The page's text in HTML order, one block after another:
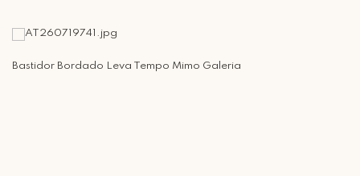
Bastidor Bordado Leva Tempo Mimo Galeria